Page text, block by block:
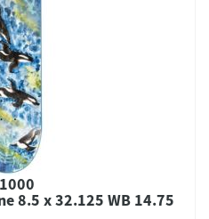
8.5 x 32.125 WB 14.75